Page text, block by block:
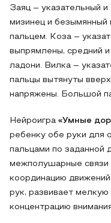
Заяц – указательный
мизинец и
пальцем. Коза –
выпрямлены, средний
ладони. Вилка –
пальцы вытянуты
напряжены. Большой
Нейроигра «Умные
ребенку обе руки для
пальцами по заданной
межполушарные связи
координацию
рук, развивает
концентрацию